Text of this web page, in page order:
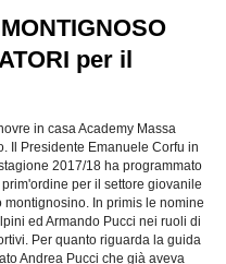
per il
in casa Academy Massa
Il Presidente Emanuele Corfu in
2017/18 ha programmato
per il settore giovanile
montignosino. In primis le nomine
ed Armando Pucci nei ruoli di
Per quanto riguarda la guida
Andrea Pucci che già aveva